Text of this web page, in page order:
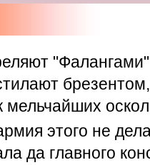
мельчайших
этого не
да главного